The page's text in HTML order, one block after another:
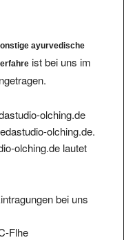
ayurvedische
ist bei uns im
olching.de
olching.de.
olching.de lautet
bei uns
Flhe